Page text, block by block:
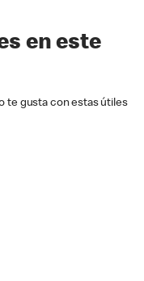
en este
te gusta con estas útiles